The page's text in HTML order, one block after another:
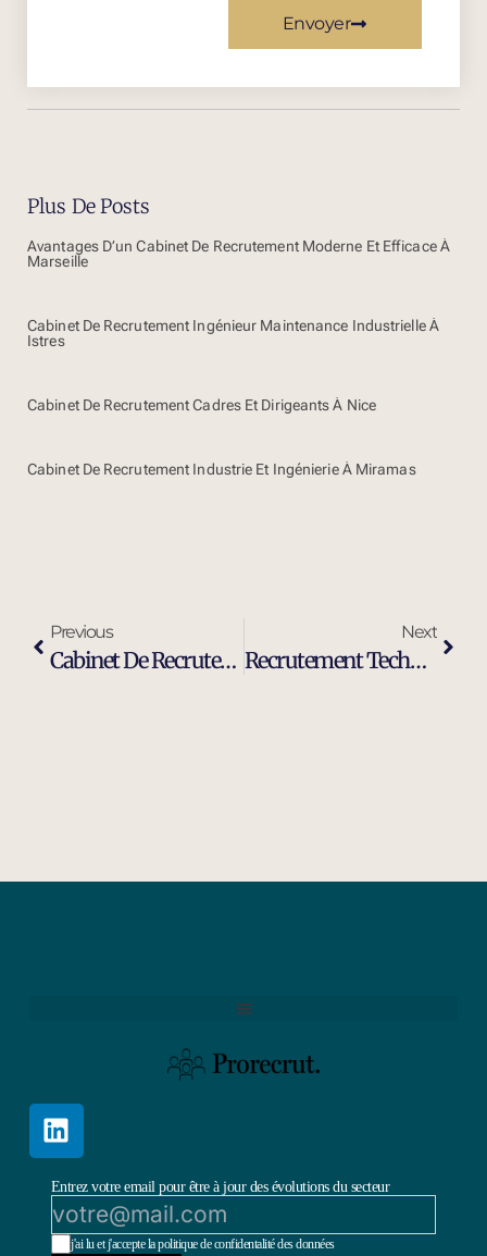
Envoyer
Plus De Posts
Avantages D’un Cabinet De Recrutement Moderne Et Efficace À
Marseille
Cabinet De Recrutement Ingénieur Maintenance Industrielle À
Istres
Cabinet De Recrutement Cadres Et Dirigeants À Nice
Cabinet De Recrutement Industrie Et Ingénierie À Miramas
Previous
Cabinet De Recrutement Industrie Et Ingénierie À Cavaillon
Next
Recrutement Technicien De Maintenance Industrielle À Cavaillon
Entrez votre email pour être à jour des évolutions du secteur
j'ai lu et j'accepte la politique de confidentalité des données